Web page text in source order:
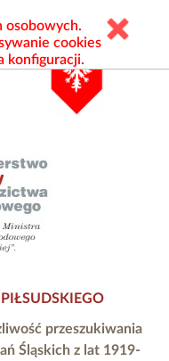
przeszukiwania
Śląskich z lat 1919-
osobowych.
cookies
konfiguracji.